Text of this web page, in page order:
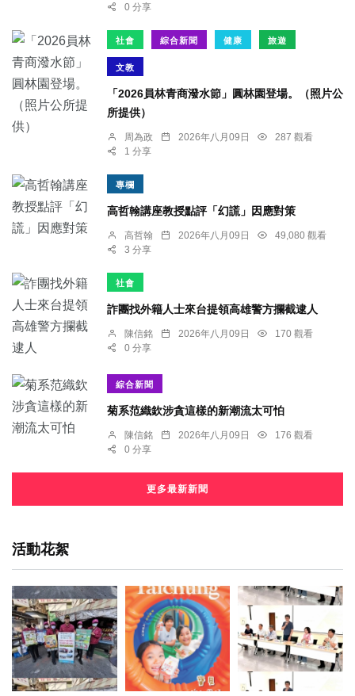
0 分享
社會 綜合新聞 健康 旅遊
文教
「2026員林青商潑水節」圓林園登場。（照片公
所提供）
周為政 2026年八月09日
287 觀看
1 分享
專欄
高哲翰講座教授點評「幻謊」因應對策
高哲翰 2026年八月09日
49,080 觀看
3 分享
社會
詐團找外籍人士來台提領高雄警方攔截逮人
陳信銘 2026年八月09日
170 觀看
0 分享
綜合新聞
菊系范織欽涉貪這樣的新潮流太可怕
陳信銘 2026年八月09日
176 觀看
0 分享
更多最新新聞
活動花絮